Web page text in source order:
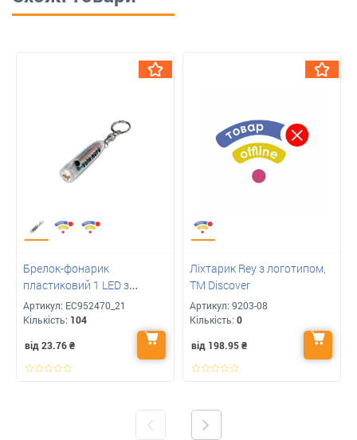
Брелок-фонарик
пластиковий 1 LED з
логотипом Арт: ЕС952470
Артикул: ЕС952470_21
Кількість: 104
від 23.76₴
Ліхтарик Rey з логотипом,
TM Discover
Артикул: 9203-08
Кількість: 0
від 198.95₴